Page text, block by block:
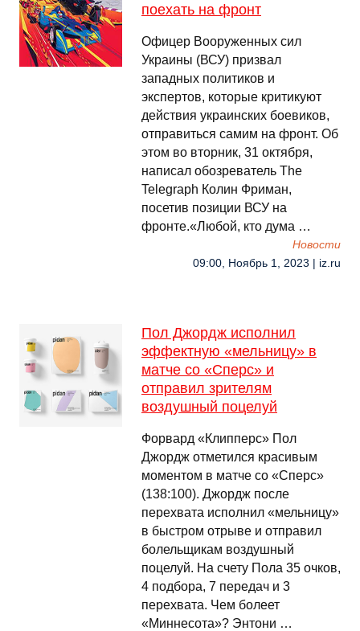
поехать на фронт
Офицер Вооруженных сил
Украины (ВСУ) призвал
западных политиков и
экспертов, которые критикуют
действия украинских боевиков,
отправиться самим на фронт. Об
этом во вторник, 31 октября,
написал обозреватель The
Telegraph Колин Фриман,
посетив позиции ВСУ на
фронте.«Любой, кто дума …
Новости
09:00, Ноябрь 1, 2023 | iz.ru
Пол Джордж исполнил
эффектную «мельницу» в
матче со «Сперс» и
отправил зрителям
воздушный поцелуй
Форвард «Клипперс» Пол
Джордж отметился красивым
моментом в матче со «Сперс»
(138:100). Джордж после
перехвата исполнил «мельницу»
в быстром отрыве и отправил
болельщикам воздушный
поцелуй. На счету Пола 35 очков,
4 подбора, 7 передач и 3
перехвата. Чем болеет
«Миннесота»? Энтони …